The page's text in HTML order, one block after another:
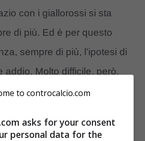
con i giallorossi si sta
di più. Ed è per questo
sempre di più, l’ipotesi di
addio. Molto difficile, però,
nella prossima
asks for your consent
personal data for the